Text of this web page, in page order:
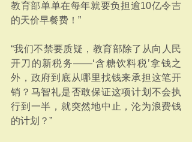
教育部单单在每年就要负担逾10亿令吉
的天价早餐费！”
“我们不禁要质疑，教育部除了从向人民
开刀的新税务——‘含糖饮料税’拿钱之
外，政府到底从哪里找钱来承担这笔开
销？马智礼是否敢保证这项计划不会执
行到一半，就突然地中止，沦为浪费钱
的计划？”